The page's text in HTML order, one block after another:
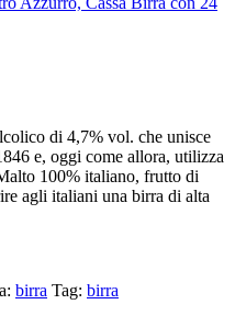
di 4,7% vol. che unisce
e, oggi come allora, utilizza
100% italiano, frutto di
agli italiani una birra di alta
birra Tag: birra